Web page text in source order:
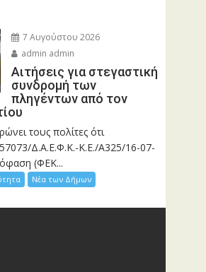
7 Αυγούστου 2026
admin admin
Αιτήσεις για στεγαστική
συνδρομή των
πληγέντων από τον
τους πολίτες ότι
Δ.Α.Ε.Φ.Κ.-Κ.Ε./Α325/16-07-
(ΦΕΚ...
Νέα των Δήμων